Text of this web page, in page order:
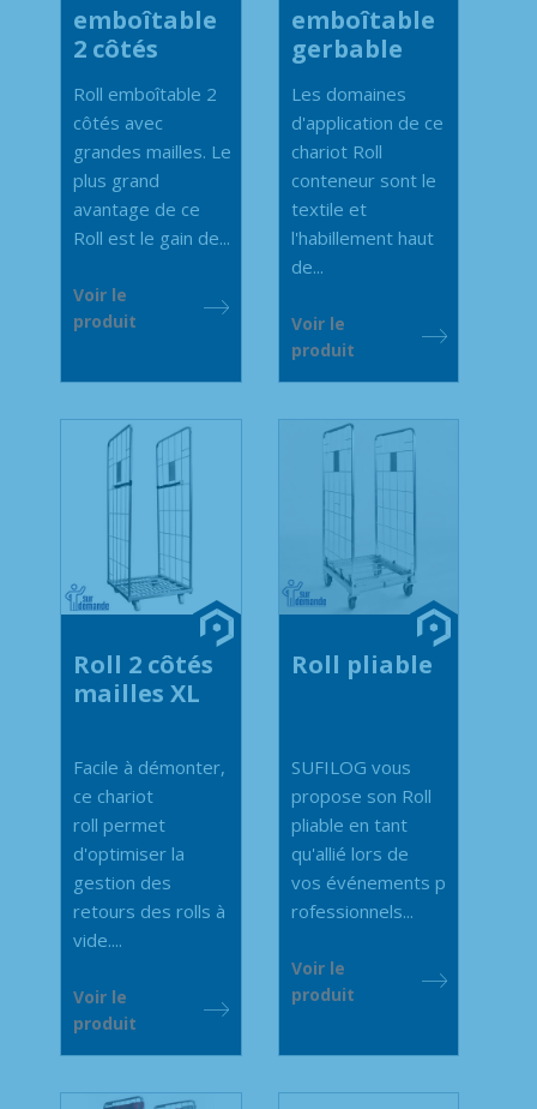
emboîtable
2 côtés
Roll emboîtable 2
côtés avec
grandes mailles. Le
plus grand
avantage de ce
Roll est le gain de...
Voir le
produit
emboîtable
gerbable
Les domaines
d'application de ce
chariot Roll
conteneur sont le
textile et
l'habillement haut
de...
Voir le
produit
Roll 2 côtés
mailles XL
Facile à démonter,
ce chariot
roll permet
d'optimiser la
gestion des
retours des rolls à
vide....
Voir le
produit
Roll pliable
SUFILOG vous
propose son Roll
pliable en tant
qu'allié lors de
vos événements p
rofessionnels...
Voir le
produit